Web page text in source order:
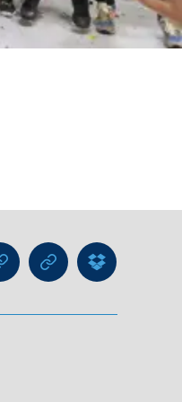
Threads
Trainer